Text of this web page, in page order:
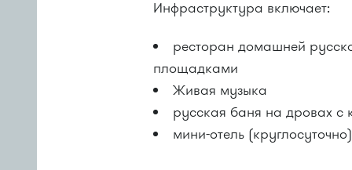
Инфраструктура включает:
ресторан домашней
площадками
Живая музыка
русская баня на дровах с
мини-отель (круглосуточно)